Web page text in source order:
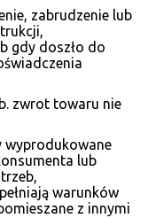
zabrudzenie lub
gdy doszło do
zwrot towaru nie
wyprodukowane
lub
warunków
z innymi